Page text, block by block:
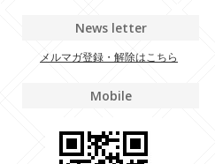
News letter
メルマガ登録・解除はこちら
Mobile